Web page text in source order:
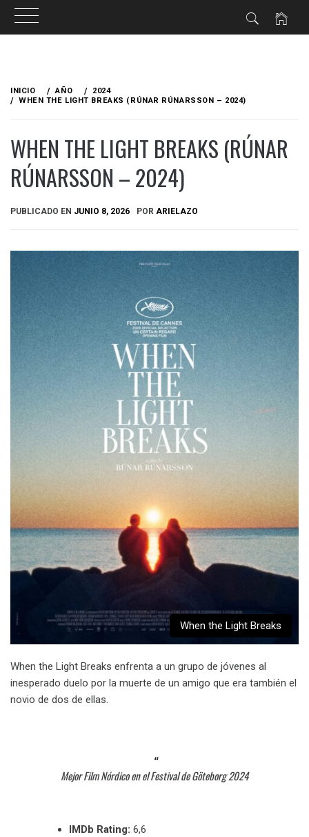
contenido
INICIO AÑO
2024
WHEN THE LIGHT BREAKS (RÚNAR RÚNARSSON – 2024)
WHEN THE LIGHT BREAKS (RÚNAR
RÚNARSSON – 2024)
PUBLICADO EN JUNIO 8, 2026 POR ARIELAZO
When the Light Breaks
When the Light Breaks enfrenta a un grupo de jóvenes al
inesperado duelo por la muerte de un amigo que era también el
novio de dos de ellas.
Mejor Film Nórdico en el Festival de Göteborg 2024
IMDb Rating: 6,6